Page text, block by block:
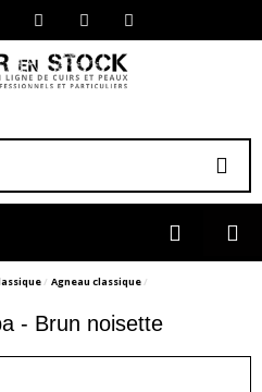
Agneau classique
- Brun noisette